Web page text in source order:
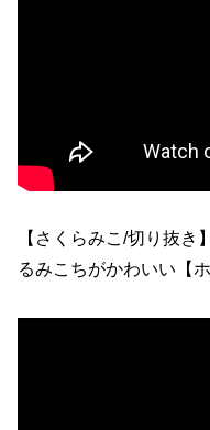
【さくらみこ/切り抜
るみこちがかわいい【